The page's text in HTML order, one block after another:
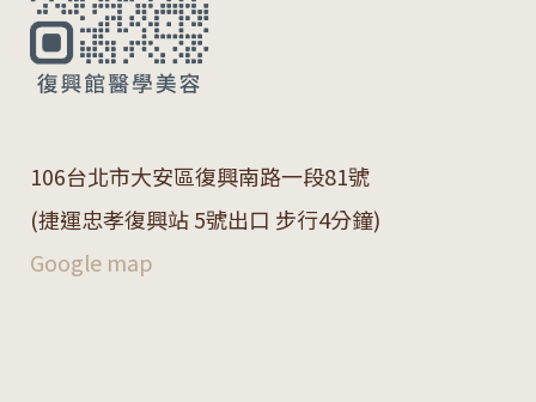
106台北市大安區復興南路一段81號
(捷運忠孝復興站 5號出口 步行4分鐘)
Google map